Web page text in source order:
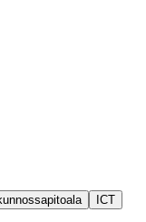
ICT